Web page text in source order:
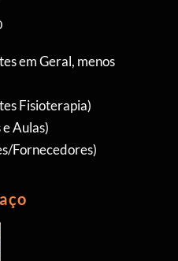
em Geral, menos
Fisioterapia)
Aulas)
Fornecedores)